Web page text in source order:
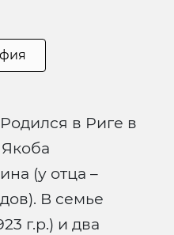
в Риге в
(у отца –
В семье
г.р.) и два